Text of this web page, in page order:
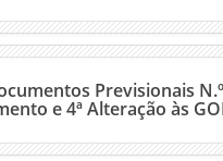
Previsionais
e 4ª Alteração às